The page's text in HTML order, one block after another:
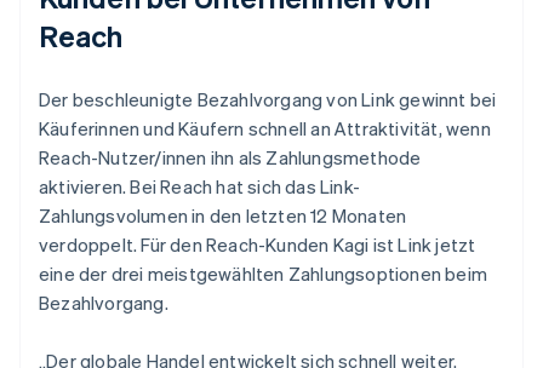
Reach
Der beschleunigte Bezahlvorgang von Link gewinnt bei
Käuferinnen und Käufern schnell an Attraktivität, wenn
Reach-Nutzer/innen ihn als Zahlungsmethode
aktivieren. Bei Reach hat sich das Link-
Zahlungsvolumen in den letzten 12 Monaten
verdoppelt. Für den Reach-Kunden Kagi ist Link jetzt
eine der drei meistgewählten Zahlungsoptionen beim
Bezahlvorgang.
„Der globale Handel entwickelt sich schnell weiter.